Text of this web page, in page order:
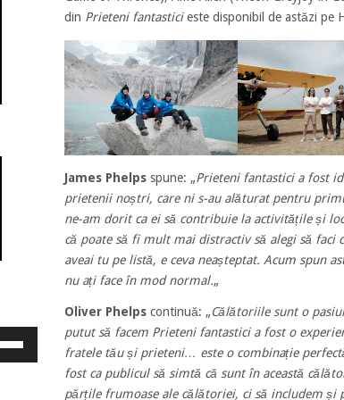
din Prieteni fantasticieste disponibil de astăzi pe
James Phelpsspune: „Prieteni fantastici a fost
prietenii noștri, care ni s-au alăturat pentru
ne-am dorit ca ei să contribuie la activitățile și
că poate să fi mult mai distractiv să alegi să faci
aveai tu pe listă, e ceva neașteptat. Acum spun
nu ați face în mod normal.„
Oliver Phelpscontinuă: „Călătoriile sunt o
putut să facem Prieteni fantastici a fost o
fratele tău și prieteni… este o combinație
fost ca publicul să simtă că sunt în această
părțile frumoase ale călătoriei, ci să includem și